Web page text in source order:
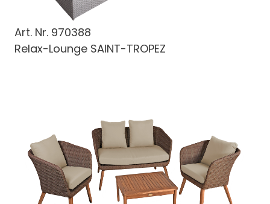
Art. Nr. 970388
Relax-Lounge SAINT-TROPEZ